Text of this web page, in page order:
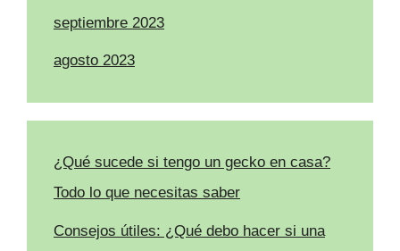
septiembre 2023
agosto 2023
¿Qué sucede si tengo un gecko en casa?
Todo lo que necesitas saber
Consejos útiles: ¿Qué debo hacer si una